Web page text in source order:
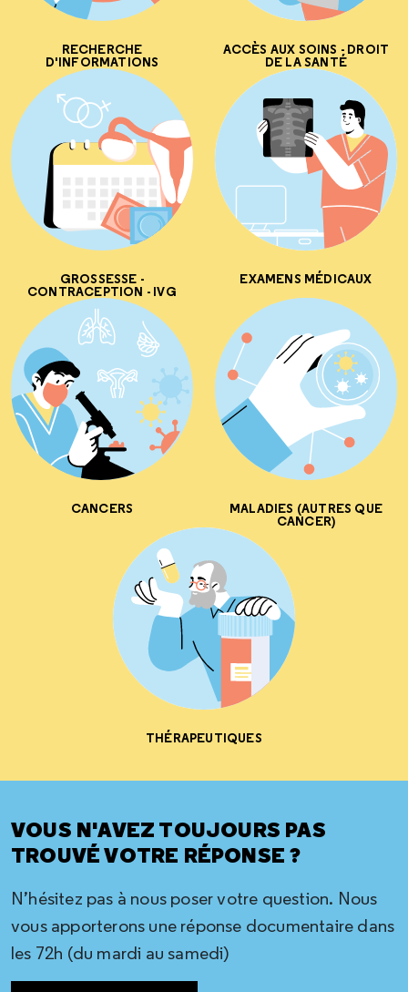
RECHERCHE
D'INFORMATIONS
ACCÈS AUX SOINS - DROIT
DE LA SANTÉ
GROSSESSE -
CONTRACEPTION - IVG
EXAMENS MÉDICAUX
CANCERS MALADIES (AUTRES QUE
CANCER)
THÉRAPEUTIQUES
VOUS N'AVEZ TOUJOURS PAS
TROUVÉ VOTRE RÉPONSE ?
N’hésitez pas à nous poser votre question. Nous
vous apporterons une réponse documentaire dans
les 72h (du mardi au samedi)